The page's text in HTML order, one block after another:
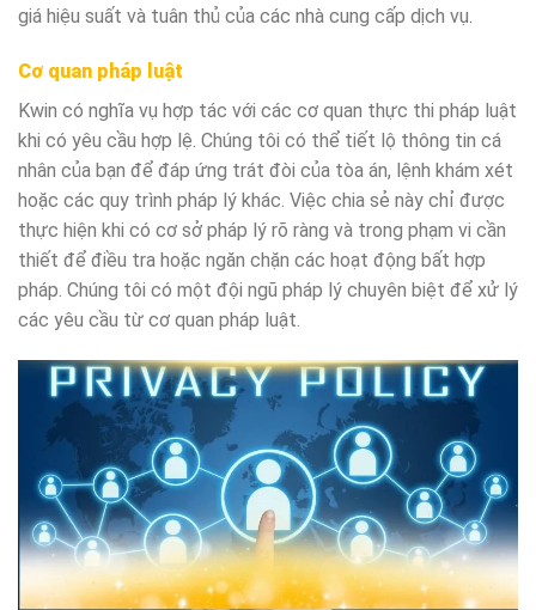
giá hiệu suất và tuân thủ của các nhà cung cấp dịch vụ.
Cơ quan pháp luật
Kwin có nghĩa vụ hợp tác với các cơ quan thực thi pháp luật
khi có yêu cầu hợp lệ. Chúng tôi có thể tiết lộ thông tin cá
nhân của bạn để đáp ứng trát đòi của tòa án, lệnh khám xét
hoặc các quy trình pháp lý khác. Việc chia sẻ này chỉ được
thực hiện khi có cơ sở pháp lý rõ ràng và trong phạm vi cần
thiết để điều tra hoặc ngăn chặn các hoạt động bất hợp
pháp. Chúng tôi có một đội ngũ pháp lý chuyên biệt để xử lý
các yêu cầu từ cơ quan pháp luật.